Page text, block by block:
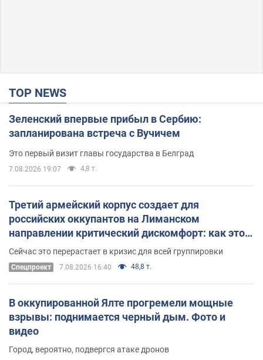
TOP NEWS
Зеленский впервые прибыл в Сербию:
запланирована встреча с Вучичем
Это первый визит главы государства в Белград
7.08.2026 19:07 4,8 т.
Третий армейский корпус создает для
российских оккупантов на Лиманском
направлении критический дискомфорт: как это
удалось
Сейчас это перерастает в кризис для всей группировки
Спецпроект 7.08.2026 16:40 48,8 т.
В оккупированной Ялте прогремели мощные
взрывы: поднимается черный дым. Фото и
видео
Город, вероятно, подвергся атаке дронов